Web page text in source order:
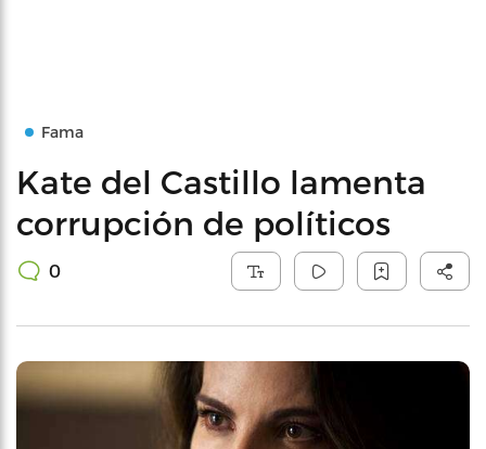
Fama
Kate del Castillo lamenta
corrupción de políticos
0